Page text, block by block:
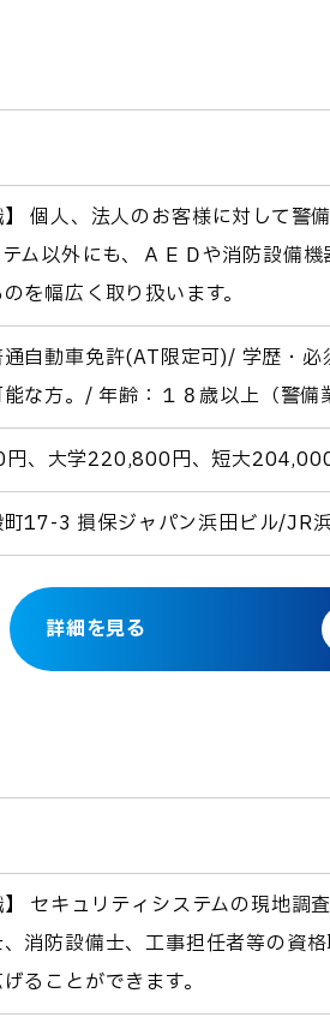
個人、法人のお客様に対して警
ム以外にも、ＡＥＤや消防設備
を幅広く取り扱います。
自動車免許(AT限定可)/ 学歴・
な方。/ 年齢：１８歳以上（警
、大学220,800円、短大
町17-3 損保ジャパン浜田ビル/JR
詳細を見る
セキュリティシステムの現地調
消防設備士、工事担任者等の資
ることができます。